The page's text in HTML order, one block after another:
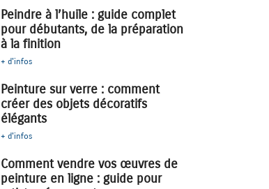
Peindre à l’huile : guide complet
pour débutants, de la préparation
à la finition
+ d'infos
Peinture sur verre : comment
créer des objets décoratifs
élégants
+ d'infos
Comment vendre vos œuvres de
peinture en ligne : guide pour